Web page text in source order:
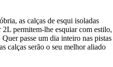
as calças de esqui isoladas
permitem-lhe esquiar com estilo,
passe um dia inteiro nas pistas
calças serão o seu melhor aliado